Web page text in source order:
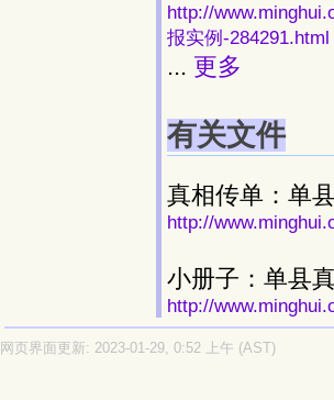
http://
报实例-284291.html
... 更多
有关文件
真相传单：单
http://
小册子：单县
http://
网页界面更新: 2023-01-29, 0:52 上午 (AST)